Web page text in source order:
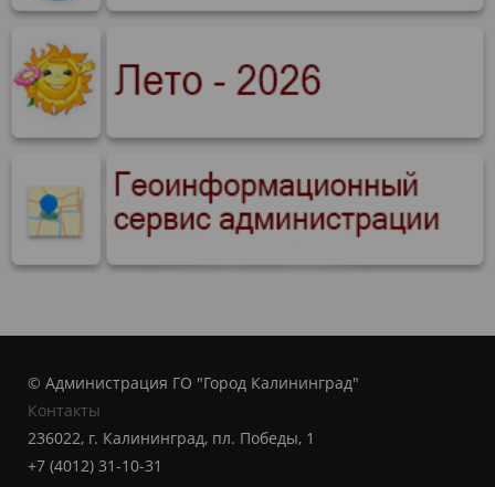
© Администрация ГО "Город Калининград"
Контакты
236022, г. Калининград, пл. Победы, 1
+7 (4012) 31-10-31